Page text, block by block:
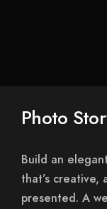
Photo
Build an
that’s creative,
presented. A